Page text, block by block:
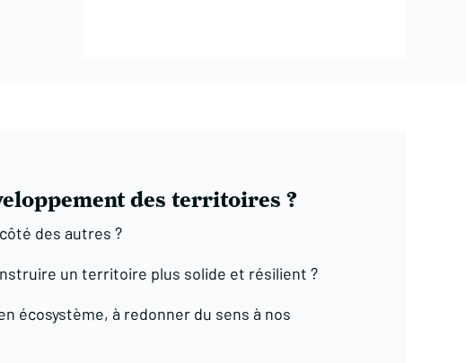
des territoires ?
des autres ?
un territoire plus solide et résilient ?
écosystème, à redonner du sens à nos